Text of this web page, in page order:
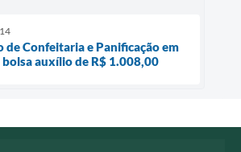
de Confeitaria e Panificação em
auxílio de R$ 1.008,00